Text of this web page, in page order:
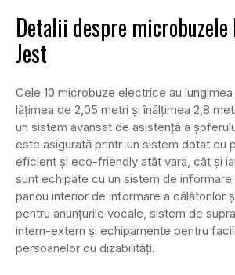
Detalii despre microbuzele
Jest
Cele 10 microbuze electrice au
lățimea de 2,05 metri și înălțimea 2,8
un sistem avansat de asistență a
este asigurată printr-un sistem dotat cu
eficient și eco-friendly atât vara, cât și
sunt echipate cu un sistem de
panou interior de informare a călătorilor
pentru anunțurile vocale, sistem de
intern-extern și echipamente pentru
persoanelor cu dizabilități.